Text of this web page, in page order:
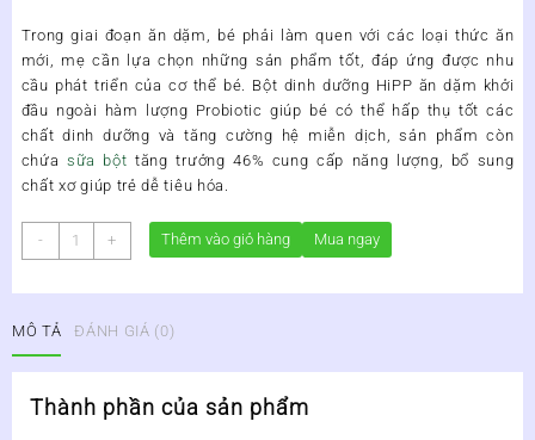
Trong giai đoạn ăn dặm, bé phải làm quen với các loại thức ăn
mới, mẹ cần lựa chọn những sản phẩm tốt, đáp ứng được nhu
cầu phát triển của cơ thể bé. Bột dinh dưỡng HiPP ăn dặm khởi
đầu ngoài hàm lượng Probiotic giúp bé có thể hấp thụ tốt các
chất dinh dưỡng và tăng cường hệ miễn dịch, sản phẩm còn
chứa sữa bột tăng trưởng 46% cung cấp năng lượng, bổ sung
chất xơ giúp trẻ dễ tiêu hóa.
-
BỘT
ĂN
DƯỠNG
HIPP
BÉ
+ Thêm vào giỏ hàng Mua ngay
MÔ TẢ ĐÁNH GIÁ (0)
Thành phần của sản phẩm